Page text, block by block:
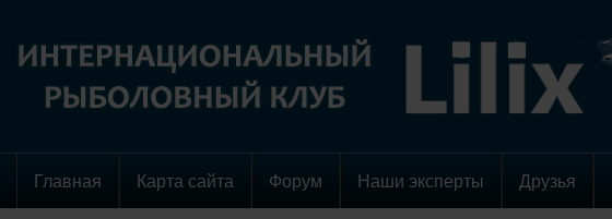
Главная Карта сайта Форум Наши эксперты Друзья